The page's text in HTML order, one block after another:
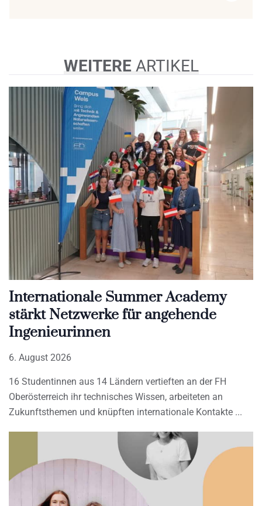
WEITEREARTIKEL
Internationale Summer Academy
stärkt Netzwerke für angehende
Ingenieurinnen
6. August 2026
16 Studentinnen aus 14 Ländern vertieften an der FH
Oberösterreich ihr technisches Wissen, arbeiteten an
Zukunftsthemen und knüpften internationale Kontakte